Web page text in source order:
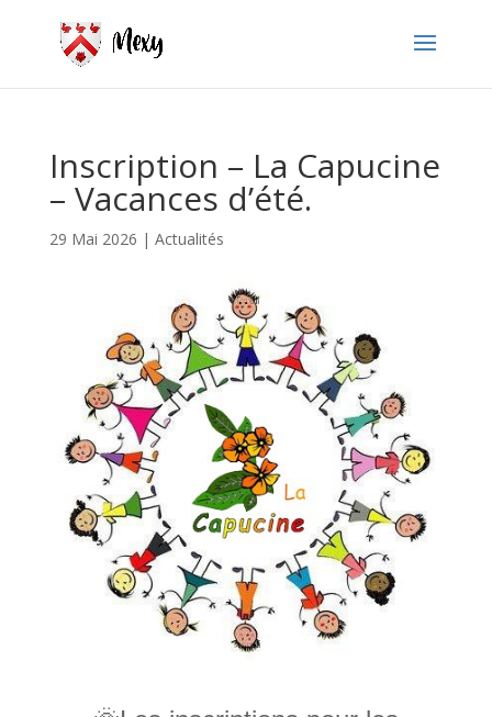
Inscription – La Capucine
– Vacances d’été.
29 Mai 2026 | Actualités